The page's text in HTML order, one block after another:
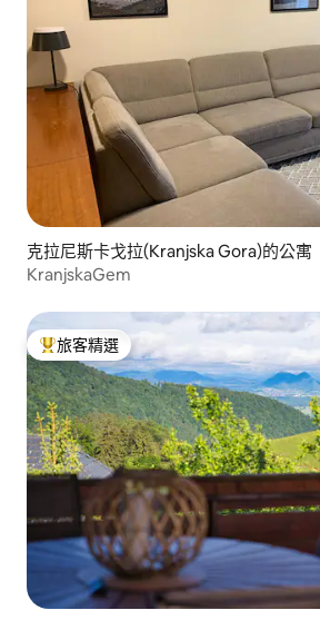
克拉尼斯卡戈拉(Kranjska Gora)的公寓
KranjskaGem
旅客精選榜首
旅客精選